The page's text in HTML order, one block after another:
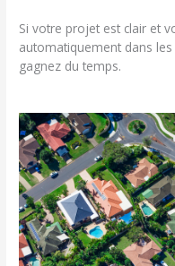
Si votre projet est clair et
automatiquement dans les
gagnez du temps.